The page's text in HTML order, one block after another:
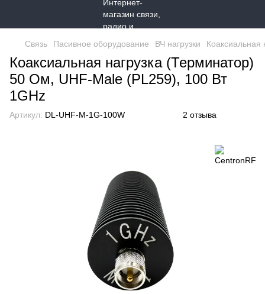
Связь Пасивное оборудование ВЧ нагрузки
Коаксиальная нагрузка (Терминатор)
50 Ом, UHF-Male (PL259), 100 Вт
1GHz
Артикул: DL-UHF-M-1G-100W 2 отзыва